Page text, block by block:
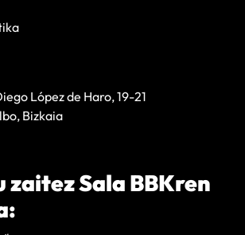
López de Haro, 19-21
Bizkaia
Sala BBKren